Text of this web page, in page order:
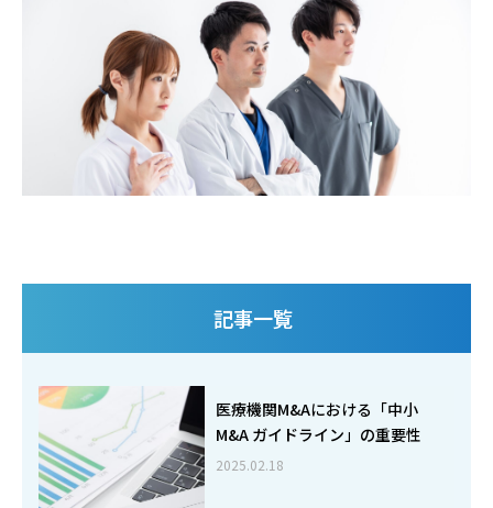
記事一覧
医療機関M&Aにおける「中小
M&A ガイドライン」の重要性
2025.02.18